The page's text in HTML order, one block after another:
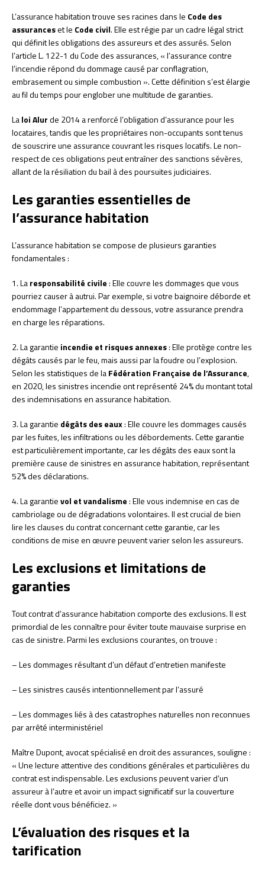
L’assurance habitation trouve ses racines dans le Code des
assuranceset le Code civil. Elle est régie par un cadre légal strict
qui définit les obligations des assureurs et des assurés. Selon
l’article L. 122-1 du Code des assurances, « l’assurance contre
l’incendie répond du dommage causé par conflagration,
embrasement ou simple combustion ». Cette définition s’est élargie
au fil du temps pour englober une multitude de garanties.
Laloi Alurde 2014 a renforcé l’obligation d’assurance pour les
locataires, tandis que les propriétaires non-occupants sont tenus
de souscrire une assurance couvrant les risques locatifs. Le non-
respect de ces obligations peut entraîner des sanctions sévères,
allant de la résiliation du bail à des poursuites judiciaires.
Les garanties essentielles de
l’assurance habitation
L’assurance habitation se compose de plusieurs garanties
fondamentales :
1. Laresponsabilité civile: Elle couvre les dommages que vous
pourriez causer à autrui. Par exemple, si votre baignoire déborde et
endommage l’appartement du dessous, votre assurance prendra
en charge les réparations.
2. La garantie incendie et risques annexes: Elle protège contre les
dégâts causés par le feu, mais aussi par la foudre ou l’explosion.
Selon les statistiques de laFédération Française de l’Assurance,
en 2020, les sinistres incendie ont représenté 24% du montant total
des indemnisations en assurance habitation.
3. La garantie dégâts des eaux: Elle couvre les dommages causés
par les fuites, les infiltrations ou les débordements. Cette garantie
est particulièrement importante, car les dégâts des eaux sont la
première cause de sinistres en assurance habitation, représentant
52% des déclarations.
4. La garantievol et vandalisme: Elle vous indemnise en cas de
cambriolage ou de dégradations volontaires. Il est crucial de bien
lire les clauses du contrat concernant cette garantie, car les
conditions de mise en œuvre peuvent varier selon les assureurs.
Les exclusions et limitations de
garanties
Tout contrat d’assurance habitation comporte des exclusions. Il est
primordial de les connaître pour éviter toute mauvaise surprise en
cas de sinistre. Parmi les exclusions courantes, on trouve :
– Les dommages résultant d’un défaut d’entretien manifeste
– Les sinistres causés intentionnellement par l’assuré
– Les dommages liés à des catastrophes naturelles non reconnues
par arrêté interministériel
Maître Dupont, avocat spécialisé en droit des assurances, souligne :
« Une lecture attentive des conditions générales et particulières du
contrat est indispensable. Les exclusions peuvent varier d’un
assureur à l’autre et avoir un impact significatif sur la couverture
réelle dont vous bénéficiez. »
L’évaluation des risques et la
tarification